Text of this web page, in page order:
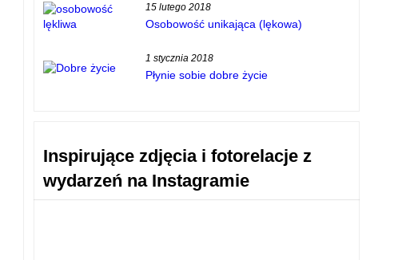
15 lutego 2018
Osobowość unikająca (lękowa)
1 stycznia 2018
Płynie sobie dobre życie
Inspirujące zdjęcia i fotorelacje z
wydarzeń na Instagramie